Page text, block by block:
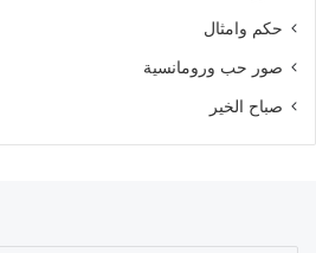
حكم وامثال
صور حب ورومانسية
صباح الخير